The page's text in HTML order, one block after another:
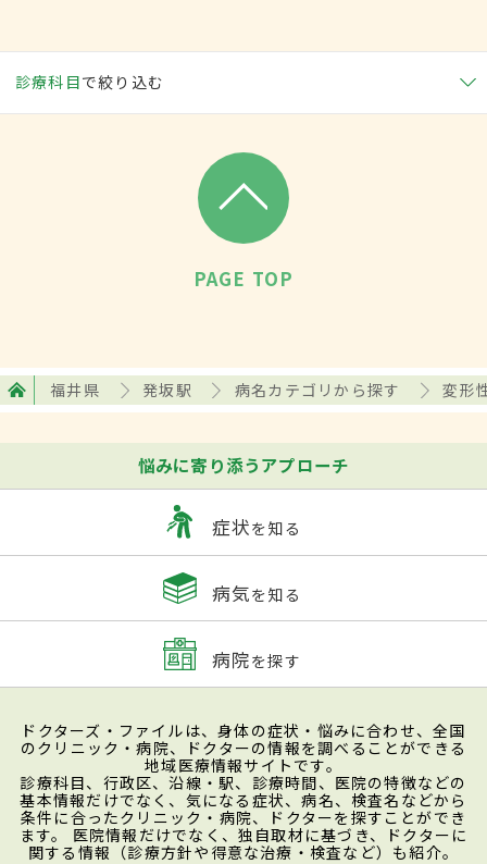
診療科目で絞り込む
PAGE TOP
福井県 発坂駅 病名カテゴリから探す 変形
悩みに寄り添うアプローチ
症状を知る
病気を知る
病院を探す
ドクターズ・ファイルは、身体の症状・悩みに合わせ、全国
のクリニック・病院、ドクターの情報を調べることができる
地域医療情報サイトです。
診療科目、行政区、沿線・駅、診療時間、医院の特徴などの
基本情報だけでなく、気になる症状、病名、検査名などから
条件に合ったクリニック・病院、ドクターを探すことができ
ます。 医院情報だけでなく、独自取材に基づき、ドクターに
関する情報（診療方針や得意な治療・検査など）も紹介。